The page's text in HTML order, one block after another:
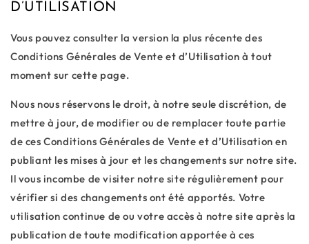
D’UTILISATION
Vous pouvez consulter la version la plus récente des
Conditions Générales de Vente et d’Utilisation à tout
moment sur cette page.
Nous nous réservons le droit, à notre seule discrétion, de
mettre à jour, de modifier ou de remplacer toute partie
de ces Conditions Générales de Vente et d’Utilisation en
publiant les mises à jour et les changements sur notre site.
Il vous incombe de visiter notre site régulièrement pour
vérifier si des changements ont été apportés. Votre
utilisation continue de ou votre accès à notre site après la
publication de toute modification apportée à ces